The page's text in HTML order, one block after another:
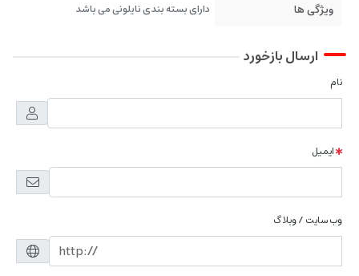
ویژگی ها دارای بسته بندی نایلونی می باشد
ارسال بازخورد
نام
ایمیل
وب سایت / وبلاگ